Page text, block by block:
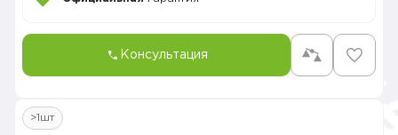
Консультация
>1шт